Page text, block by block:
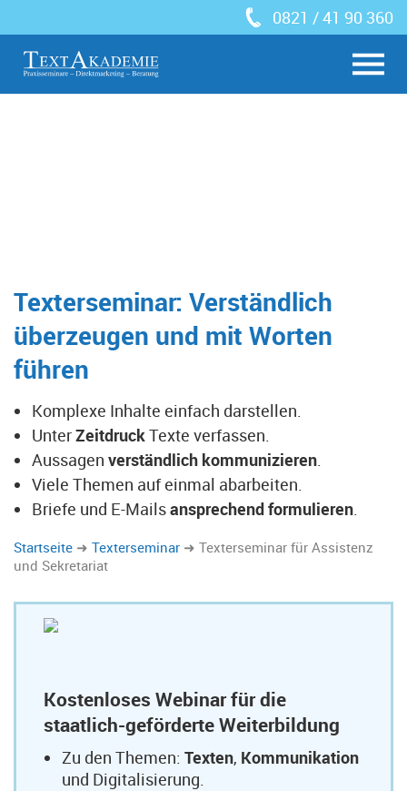
0821 / 41 90 360
Texterseminar: Verständlich
überzeugen und mit Worten
führen
Komplexe Inhalte einfach darstellen.
UnterZeitdruckTexte verfassen.
Aussagen verständlich kommunizieren.
Viele Themen auf einmal abarbeiten.
Briefe und E-Mailsansprechend formulieren.
Startseite Texterseminar
Texterseminar für Assistenz
und Sekretariat
Kostenloses Webinar für die
staatlich-geförderte Weiterbildung
Zu den Themen: Texten, Kommunikation
und Digitalisierung.